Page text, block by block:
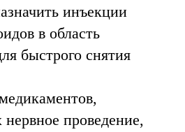
инъекции
в область
быстрого снятия
проведение,